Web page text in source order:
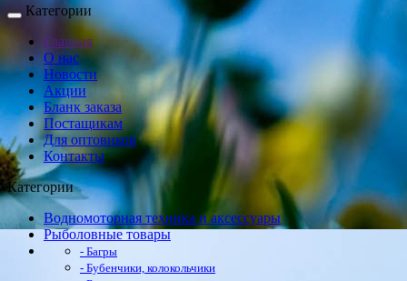
Категории
Главная
О нас
Новости
Акции
Бланк заказа
Постащикам
Для оптовиков
Контакты
Категории
Водномоторная техника и аксессуары
Рыболовные товары
- Багры
- Бубенчики, колокольчики